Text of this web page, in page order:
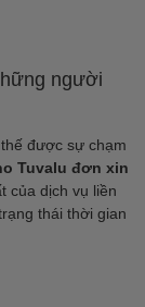
người
được sự chạm
Tuvalu đơn xin
của dịch vụ liền
thái thời gian